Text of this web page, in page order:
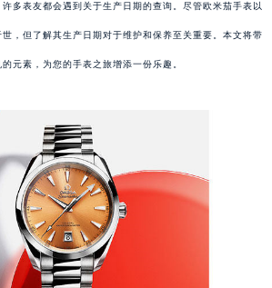
多表友都会遇到关于生产日期的查询。尽管欧米茄手表以
，但了解其生产日期对于维护和保养至关重要。本文将带
元素，为您的手表之旅增添一份乐趣。